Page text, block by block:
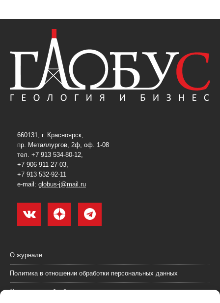
660131, г. Красноярск,
пр. Металлургов, 2ф, оф. 1-08
тел. +7 913 534-80-12,
+7 906 911-27-03,
+7 913 532-92-11
e-mail: globus-j@mail.ru
О журнале
Политика в отношении обработки персональных данных
Согласие на обработку персональных данных